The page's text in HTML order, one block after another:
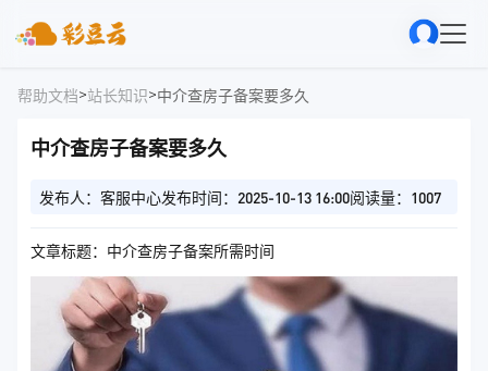
帮助文档>站长知识>中介查房子备案要多久
中介查房子备案要多久
发布人：客服中心发布时间：2025-10-13 16:00阅读量：1007
文章标题：中介查房子备案所需时间